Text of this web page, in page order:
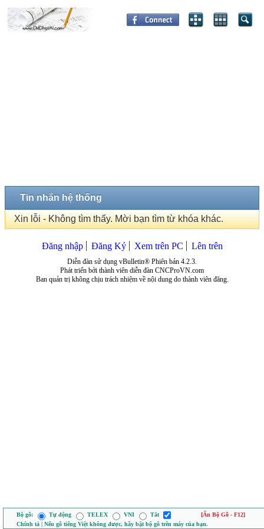
Tin nhắn hệ thống
Xin lỗi - Không tìm thấy. Mời bạn tìm từ khóa khác.
Đăng nhập Đăng Ký Xem trên PC Lên trên
Diễn đàn sử dụng vBulletin® Phiên bản 4.2.3.
Phát triển bởi thành viên diễn đàn CNCProVN.com
Ban quản trị không chịu trách nhiệm về nội dung do thành viên đăng.
Bộ gõ: Tự động TELEX VNI Tắt
[Ẩn Bộ Gõ - F12]
Chính tả | Nếu gõ tiếng Việt không được, hãy bật bộ gõ trên máy của bạn.